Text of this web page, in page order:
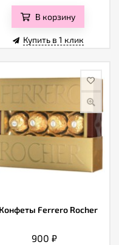
В корзину
Купить в 1 клик
Конфеты Ferrero Rocher
900₽